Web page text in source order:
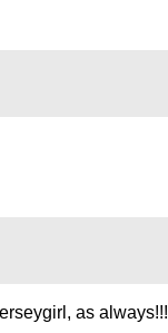
as always!!!